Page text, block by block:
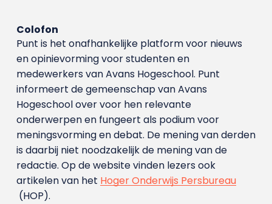
Colofon
Punt is het onafhankelijke platform voor nieuws
en opinievorming voor studenten en
medewerkers van Avans Hoge­school. Punt
informeert de gemeenschap van Avans
Hogeschool over voor hen relevante
onderwerpen en fungeert als podium voor
meningsvorming en debat. De mening van derden
is daarbij niet noodzakelijk de mening van de
redactie. Op de website vinden lezers ook
artikelen van het Hoger Onderwijs Persbureau
(HOP).